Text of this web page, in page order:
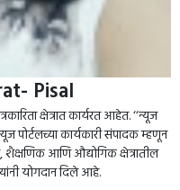
Pisal
क्षेत्रात कार्यरत आहेत. ‘‘न्यूज
पोर्टलच्या कार्यकारी संपादक म्हणून
आणि औद्योगिक क्षेत्रातील
योगदान दिले आहे.